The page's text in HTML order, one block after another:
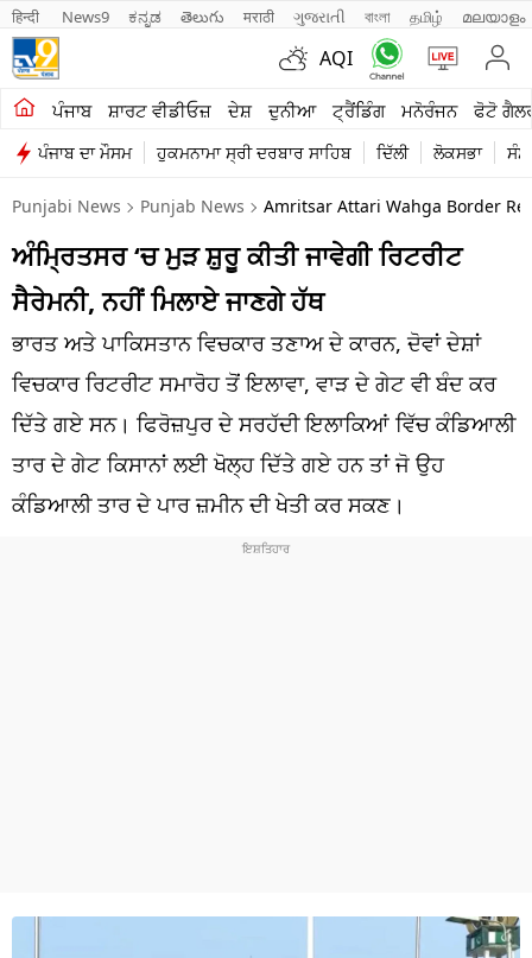
हिन्दी News9 ಕನ್ನಡ తెలుగు मराठी ગુજરાતી বাংলা தமிழ் മലയാളം
AQI
ਪੰਜਾਬ ਸ਼ਾਰਟ ਵੀਡੀਓਜ਼ ਦੇਸ਼ ਦੁਨੀਆ ਟ੍ਰੈਂਡਿੰਗ ਮਨੋਰੰਜਨ ਫੋਟੋ
ਪੰਜਾਬ ਦਾ ਮੌਸਮ ਹੁਕਮਨਾਮਾ ਸ੍ਰੀ ਦਰਬਾਰ ਸਾਹਿਬ ਦਿੱਲੀ ਲੋਕਸਭਾ
ਖੇਤੀਬਾੜੀ
ਸ਼ਾਰਟ ਵੀਡੀਓਜ਼
ਕਾਰੋਬਾਰ
ਕਰਿਅਰ
ਮਨੋਰੰਜਨ
ਦੇਸ਼
ਲਾਈਫ ਸਟਾਈਲ
ਪੰਜਾਬ
Punjabi News Punjab News Amritsar Attari Wahga Border
ਅੰਮ੍ਰਿਤਸਰ ‘ਚ ਮੁੜ ਸ਼ੁਰੂ ਕੀਤੀ ਜਾਵੇਗੀ ਰਿਟਰੀਟ
ਸੈਰੇਮਨੀ, ਨਹੀਂ ਮਿਲਾਏ ਜਾਣਗੇ ਹੱਥ
ਭਾਰਤ ਅਤੇ ਪਾਕਿਸਤਾਨ ਵਿਚਕਾਰ ਤਣਾਅ ਦੇ ਕਾਰਨ, ਦੋਵਾਂ ਦੇਸ਼ਾਂ
ਵਿਚਕਾਰ ਰਿਟਰੀਟ ਸਮਾਰੋਹ ਤੋਂ ਇਲਾਵਾ, ਵਾੜ ਦੇ ਗੇਟ ਵੀ ਬੰਦ ਕਰ
ਦਿੱਤੇ ਗਏ ਸਨ। ਫਿਰੋਜ਼ਪੁਰ ਦੇ ਸਰਹੱਦੀ ਇਲਾਕਿਆਂ ਵਿੱਚ ਕੰਡਿਆਲੀ
ਤਾਰ ਦੇ ਗੇਟ ਕਿਸਾਨਾਂ ਲਈ ਖੋਲ੍ਹ ਦਿੱਤੇ ਗਏ ਹਨ ਤਾਂ ਜੋ ਉਹ
ਕੰਡਿਆਲੀ ਤਾਰ ਦੇ ਪਾਰ ਜ਼ਮੀਨ ਦੀ ਖੇਤੀ ਕਰ ਸਕਣ।